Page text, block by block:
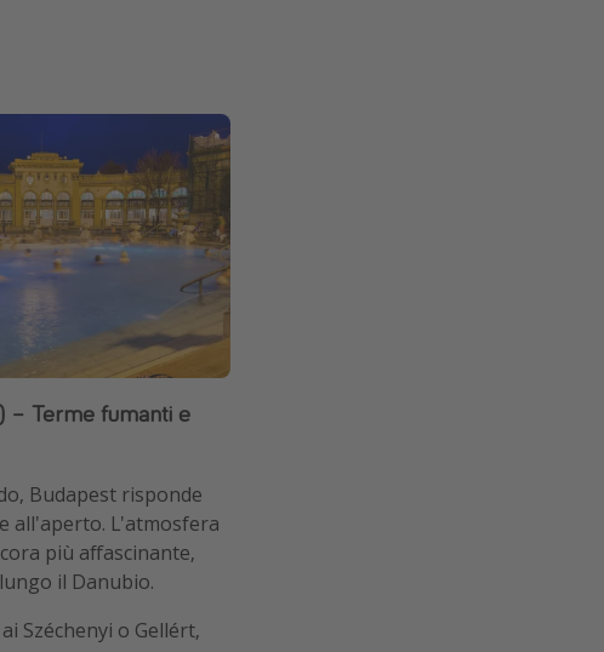
– Terme fumanti e
Budapest risponde
all'aperto. L'atmosfera
più affascinante,
il Danubio.
Széchenyi o Gellért,